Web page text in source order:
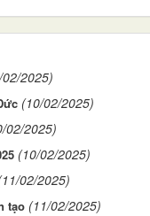
2025)
(10/02/2025)
02/2025)
(10/02/2025)
02/2025)
tạo (11/02/2025)